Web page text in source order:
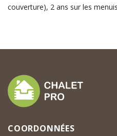
couverture), 2 ans sur les
COORDONNÉES